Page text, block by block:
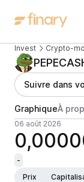
Invest Crypto-
Suivre dans
GraphiqueÀ
06 août 2026
-
Prix